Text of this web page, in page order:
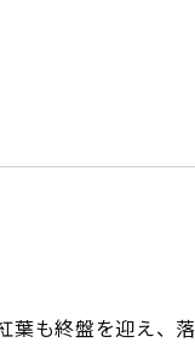
葉も終盤を迎え、